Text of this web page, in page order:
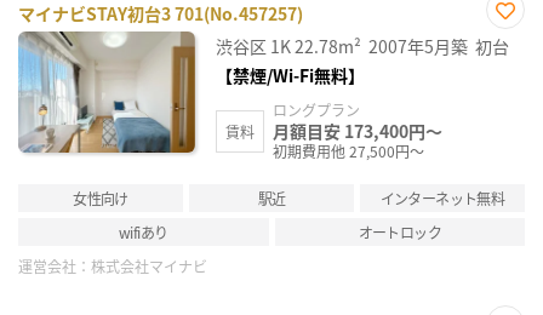
マイナビSTAY初台3 701(No.457257)
お気
に入
渋谷区 1K22.78m² 2007年5月築 初台
【禁煙/Wi-Fi無料】
賃料
ロングプラン
月額目安 173,400円～
初期費用他 27,500円～
女性向け 駅近
インターネット無料
wifiあり
オートロック
運営会社： 株式会社マイナビ